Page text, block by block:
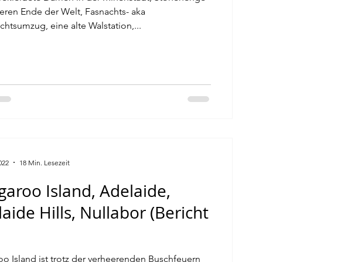
Ende der Welt, Fasnachts- aka
eine alte Walstation,...
Island, Adelaide,
Hills, Nullabor (Bericht
Island ist trotz der verheerenden Buschfeuern
18 Min. Lesezeit